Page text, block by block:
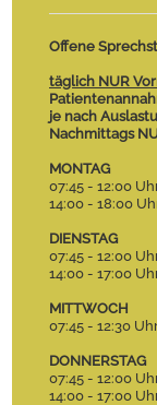
Offene
täglich NUR
je nach
Nachmittags
MONTAG
07:45 - 12:00
14:00 - 18:00
DIENSTAG
07:45 - 12:00
14:00 - 17:00
MITTWOCH
07:45 - 12:30
DONNERSTAG
07:45 - 12:00
14:00 - 17:00